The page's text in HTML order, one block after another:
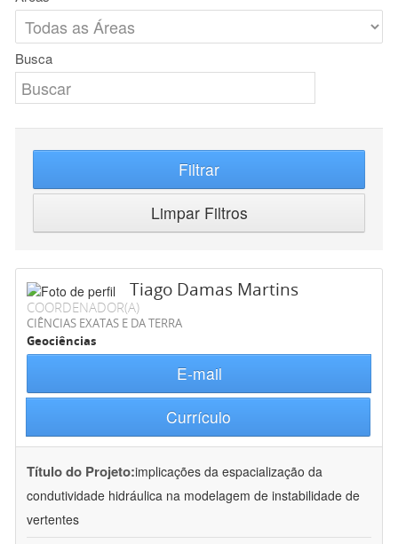
Busca
Filtrar
Limpar Filtros
Tiago Damas Martins
COORDENADOR(A)
CIÊNCIAS EXATAS E DA TERRA
Geociências
E-mail
Currículo
Título do Projeto:implicações da espacialização da
condutividade hidráulica na modelagem de instabilidade de
vertentes